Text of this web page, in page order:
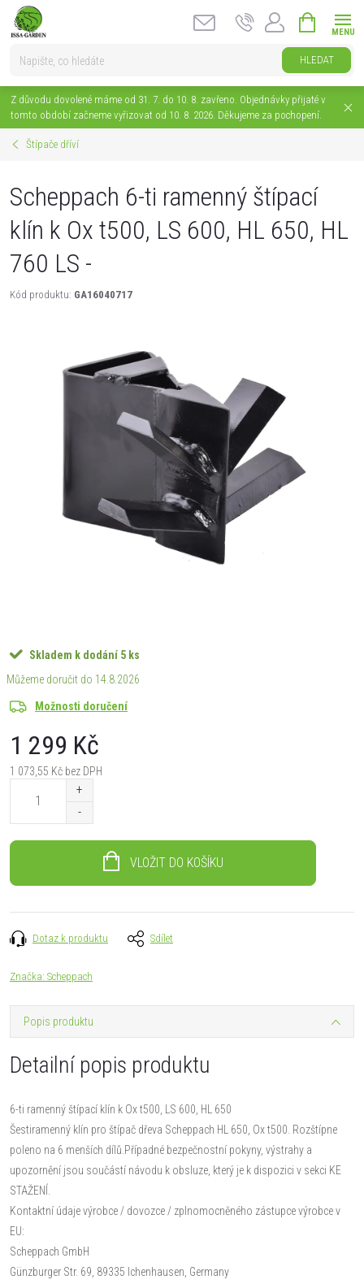
Přejít
HLEDAT
KOŠÍK
Z důvodu dovolené máme od 31. 7. do 10. 8. zavřeno. Objednávky přijaté v
tomto období začneme vyřizovat od 10. 8. 2026. Děkujeme za pochopení.
Štípače dříví
Scheppach 6-ti ramenný štípací
klín k Ox t500, LS 600, HL 650, HL
760 LS -
Kód produktu: GA16040717
Skladem k dodání 5 ks
14.8.2026
Možnosti doručení
1 299 Kč
1 073,55 Kč bez DPH
VLOŽIT DO KOŠÍKU
Dotaz k produktu Sdílet
Značka: Scheppach
Popis produktu
Detailní popis produktu
6-ti ramenný štípací klín k Ox t500, LS 600, HL 650
Šestiramenný klín pro štípač dřeva Scheppach HL 650, Ox t500. Rozštípne
poleno na 6 menších dílů.Případné bezpečnostní pokyny, výstrahy a
upozornění jsou součástí návodu k obsluze, který je k dispozici v sekci KE
STAŽENÍ.
Kontaktní údaje výrobce / dovozce / zplnomocněného zástupce výrobce v
EU:
Scheppach GmbH
Günzburger Str. 69, 89335 Ichenhausen, Germany